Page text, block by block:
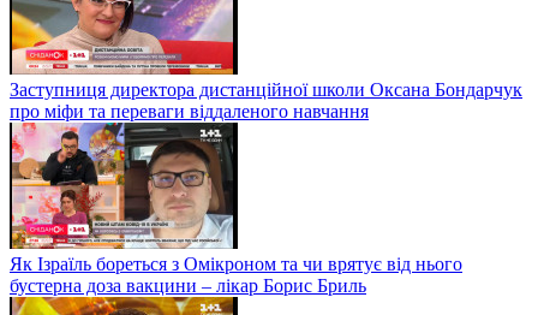
Заступниця директора дистанційної школи Оксана Бондарчук
про міфи та переваги віддаленого навчання
Як Ізраїль бореться з Омікроном та чи врятує від нього
бустерна доза вакцини – лікар Борис Бриль